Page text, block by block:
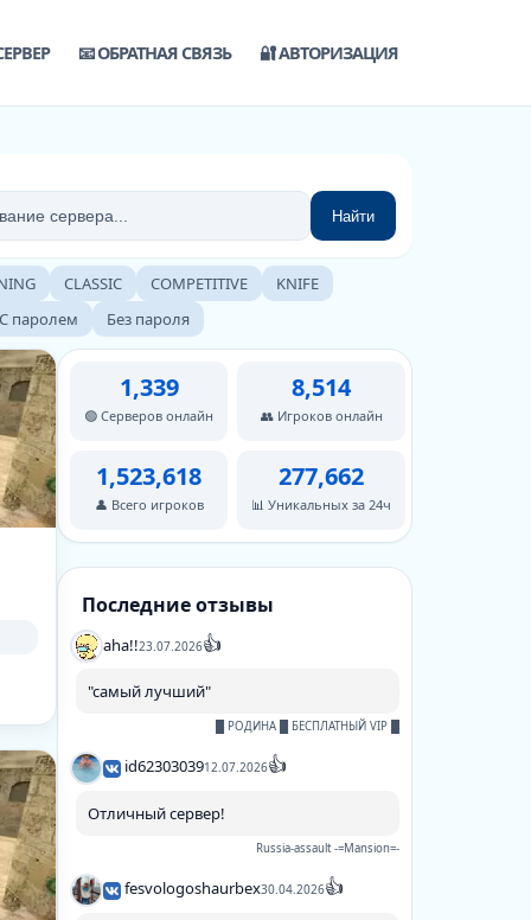
📧 ОБРАТНАЯ СВЯЗЬ 🔐 АВТОРИЗАЦИЯ
Найти
CLASSIC COMPETITIVE
KNIFE
С паролем
Без пароля
1,339
🟢 Серверов онлайн
8,514
👥 Игроков онлайн
1,523,618
👤 Всего игроков
277,662
📊 Уникальных за 24ч
Последние отзывы
aha!!23.07.2026👍
"самый лучший"
█ РОДИНА █ БЕСПЛАТНЫЙ VIP █
id6230303912.07.2026👍
Отличный сервер!
Russia-assault -=Mansion=-
fesvologoshaurbex30.04.2026👍